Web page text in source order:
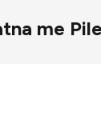
me